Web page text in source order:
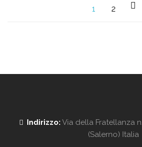
1 2
Indirizzo: Via della Fratellanza
(Salerno) Italia